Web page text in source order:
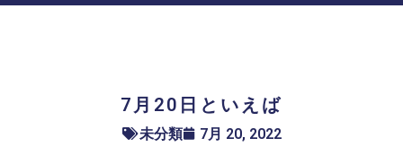
7月20日といえば
未分類 7月 20, 2022